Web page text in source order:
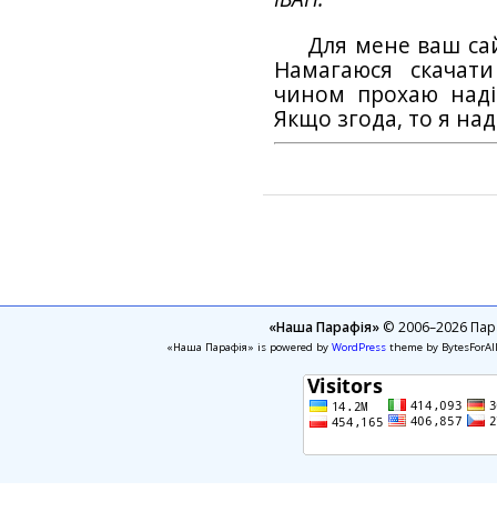
Для мене ваш
Намагаюся
чином прохаю
Якщо згода, то я
«Наша Парафія»© 2006–2026
«Наша Парафія» is powered by WordPresstheme by